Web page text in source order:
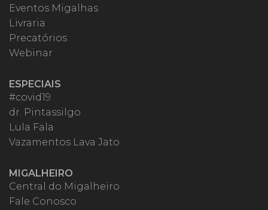
Eventos Migalhas
Livraria
Precatórios
Webinar
ESPECIAIS
#covid19
dr. Pintassilgo
Lula Fala
Vazamentos Lava Jato
MIGALHEIRO
Central do Migalheiro
Fale Conosco